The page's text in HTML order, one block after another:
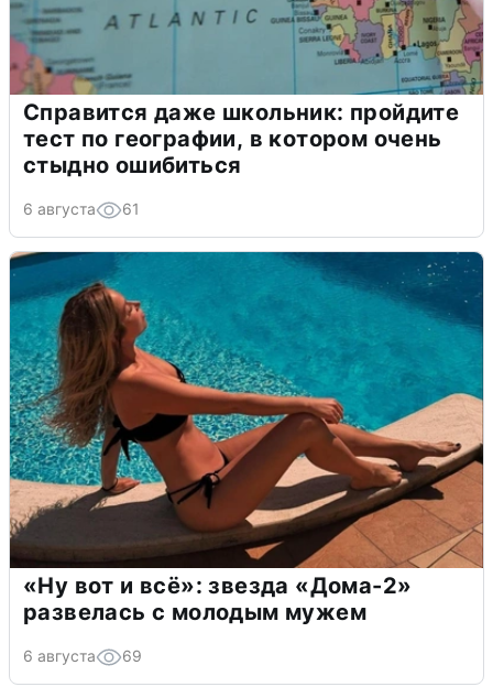
Справится даже школьник: пройдите
тест по географии, в котором очень
стыдно ошибиться
6 августа 61
«Ну вот и всё»: звезда «Дома-2»
развелась с молодым мужем
6 августа 69